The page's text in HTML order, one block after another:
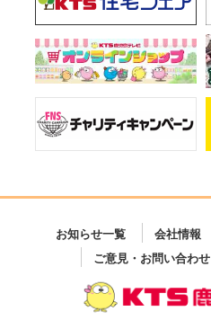
お知らせ一覧 会社情報
ご意見・お問い合わせ